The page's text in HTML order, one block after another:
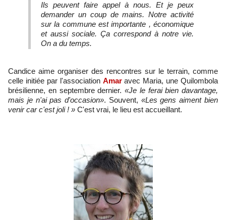
Ils peuvent faire appel à nous. Et je peux
demander un coup de mains.Notre activité
sur la commune est importante , économique
et aussi sociale. Ça correspond à notre vie.
On a du temps.
Candice aime organiser des rencontres sur le terrain, comme
celle initiée par l'association Amaravec Maria, une Quilombola
brésilienne, en septembre dernier. «Je le ferai bien davantage,
mais je n'ai pas d'occasion». Souvent, «Les gens aiment bien
venir car c'est joli ! » C'est vrai, le lieu est accueillant.